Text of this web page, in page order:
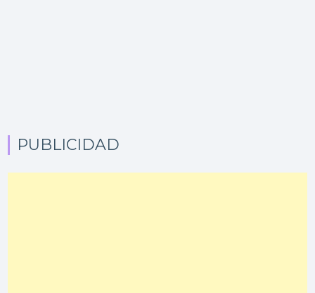
PUBLICIDAD